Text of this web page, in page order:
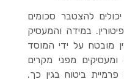
להצטבר סכומים
במידה והמעסיק
מובטח על ידי המוסד
מפני מקרים
ביטוח בגין כך.